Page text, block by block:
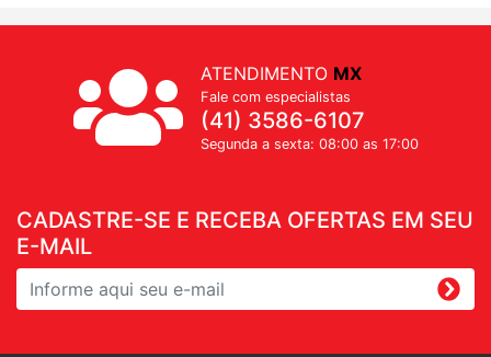
CADASTRE-SE E RECEBA OFERTAS EM SEU
E-MAIL
ATENDIMENTO MX
Fale com especialistas
(41) 3586-6107
Segunda a sexta: 08:00 as 17:00